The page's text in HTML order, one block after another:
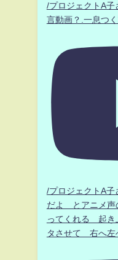
/プロジェクトA
言動画？.一息つ
/プロジェクトA
だよ とアニメ声
ってくれる 起き
タさせて 右へ左